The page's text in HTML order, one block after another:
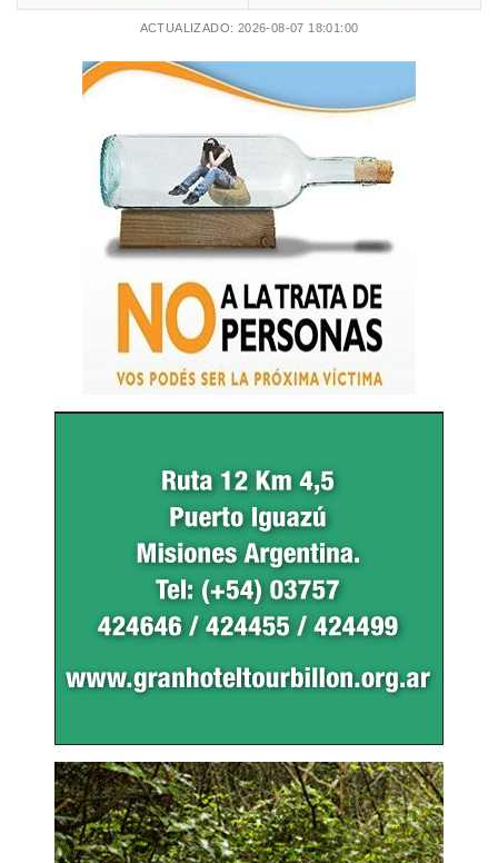
ACTUALIZADO: 2026-08-07 18:01:00